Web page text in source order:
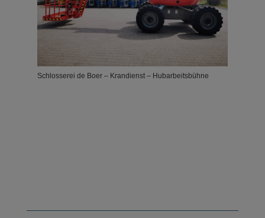
Schlosserei de Boer – Krandienst – Hubarbeitsbühne